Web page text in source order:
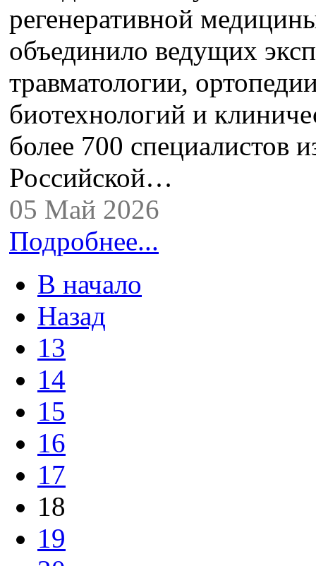
регенеративной
объединило ведущих
травматологии,
биотехнологий и
более 700 специалистов
Российской…
05 Май 2026
Подробнее...
В начало
Назад
13
14
15
16
17
18
19